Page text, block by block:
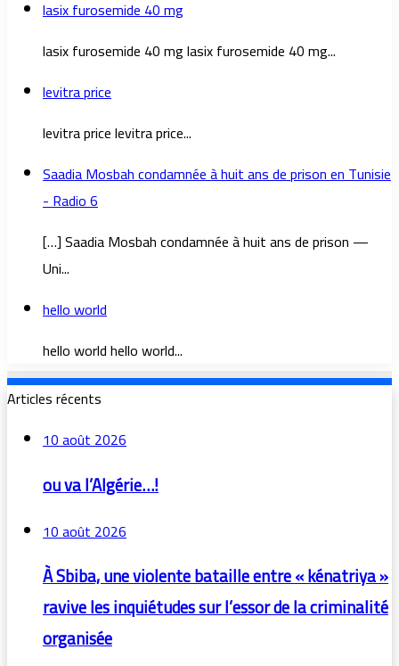
lasix furosemide 40 mg
lasix furosemide 40 mg lasix furosemide 40 mg...
levitra price
levitra price levitra price...
Saadia Mosbah condamnée à huit ans de prison en Tunisie
- Radio 6
[…] Saadia Mosbah condamnée à huit ans de prison —
Uni...
hello world
hello world hello world...
Articles récents
10 août 2026
ou va l’Algérie…!
10 août 2026
À Sbiba, une violente bataille entre « kénatriya »
ravive les inquiétudes sur l’essor de la criminalité
organisée